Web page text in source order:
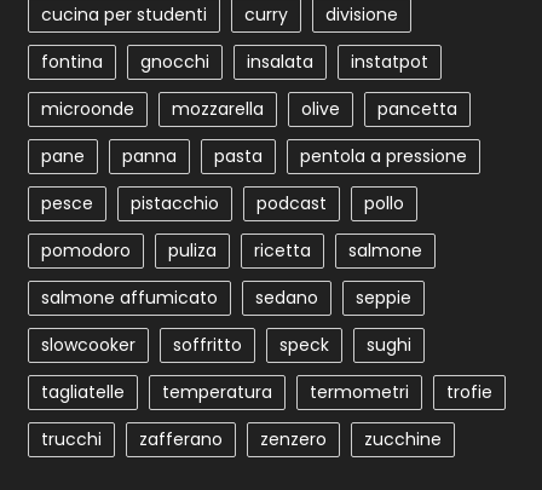
cucina per studenti
curry
divisione
fontina
gnocchi insalata
instatpot
microonde
mozzarella olive
pancetta
pane
panna pasta
pentola a pressione
pesce
pistacchio podcast
pollo
pomodoro
puliza ricetta
salmone
salmone affumicato
sedano
seppie
slowcooker
soffritto speck
sughi
tagliatelle
temperatura termometri
trofie
trucchi
zafferano zenzero zucchine